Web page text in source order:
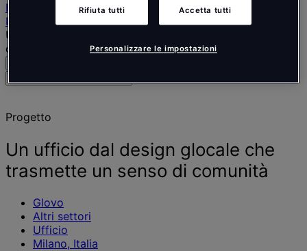
Home
I nostri progetti
Un ufficio dal design glocale che trasmette un senso di
comunità
notizie
approfondimenti
Progetto
Un ufficio dal design glocale che
trasmette un senso di comunità
Glovo
Altri settori
Ufficio
Milano, Italia
Rifiuta tutti Accetta tutti
Personalizzare le impostazioni